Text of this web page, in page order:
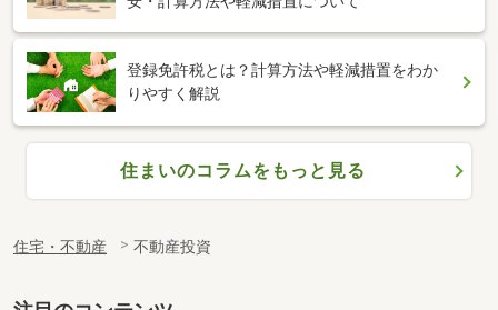
登録免許税とは？計算方法や軽減措置をわか
りやすく解説
住まいのコラムをもっと見る
住宅・不動産 不動産投資